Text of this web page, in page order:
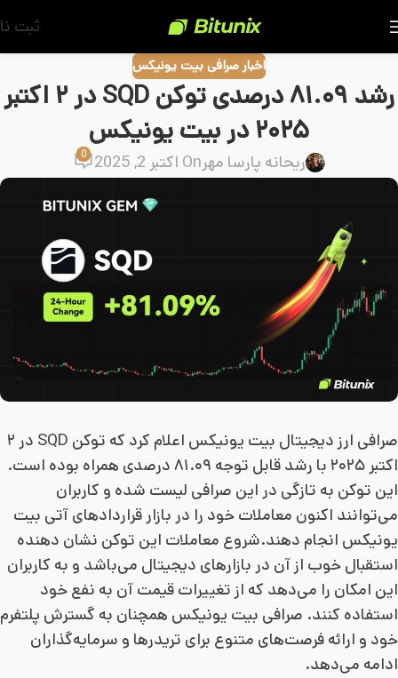
ثبت
اخبار صرافی بیت یونیکس
رشد ۸۱.۰۹ درصدی توکن SQD در ۲ اکتبر
۲۰۲۵ در بیت یونیکس
ریحانه پارسا مهرOn اکتبر 2, 2025 0
صرافی ارز دیجیتال بیت یونیکس اعلام کرد که توکن SQD در ۲
اکتبر ۲۰۲۵ با رشد قابل توجه ۸۱.۰۹ درصدی همراه بوده است.
این توکن به تازگی در این صرافی لیست شده و کاربران
می‌توانند اکنون معاملات خود را در بازار قراردادهای آتی بیت
یونیکس انجام دهند.شروع معاملات این توکن نشان دهنده
استقبال خوب از آن در بازارهای دیجیتال می‌باشد و به کاربران
این امکان را می‌دهد که از تغییرات قیمت آن به نفع خود
استفاده کنند. صرافی بیت یونیکس همچنان به گسترش پلتفرم
خود و ارائه فرصت‌های متنوع برای تریدرها و سرمایه‌گذاران
ادامه می‌دهد.